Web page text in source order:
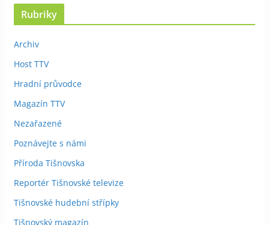
Rubriky
Archiv
Host TTV
Hradní průvodce
Magazín TTV
Nezařazené
Poznávejte s námi
Příroda Tišnovska
Reportér Tišnovské televize
Tišnovské hudební střípky
Tišnovský magazín